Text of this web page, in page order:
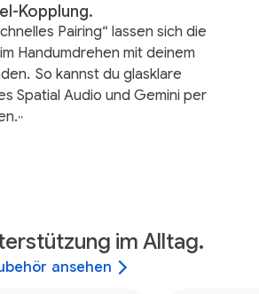
Kopplung.
Pairing“ lassen sich die
Handumdrehen mit deinem
So kannst du glasklare
Spatial Audio und Gemini per
,,
im Alltag.
ansehen